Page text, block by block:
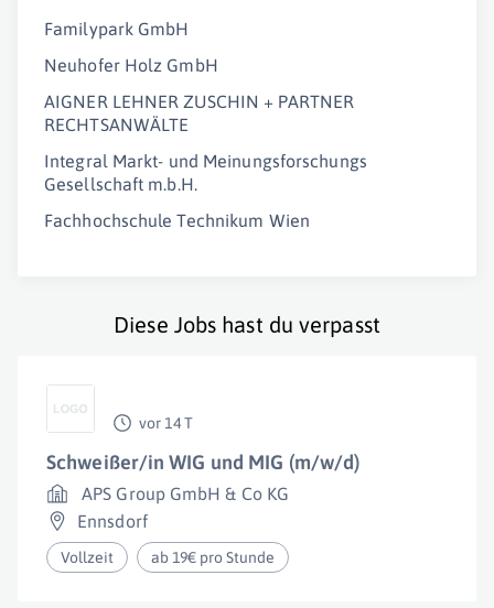
Familypark GmbH
Neuhofer Holz GmbH
AIGNER LEHNER ZUSCHIN + PARTNER
RECHTSANWÄLTE
Integral Markt- und Meinungsforschungs
Gesellschaft m.b.H.
Fachhochschule Technikum Wien
Diese Jobs hast du verpasst
vor 14 T
Schweißer/in WIG und MIG (m/w/d)
APS Group GmbH & Co KG
Ennsdorf
Vollzeit ab 19€ pro Stunde